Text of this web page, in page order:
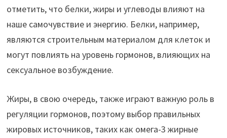
отметить, что белки, жиры и углеводы влияют на
наше самочувствие и энергию. Белки, например,
являются строительным материалом для клеток и
могут повлиять на уровень гормонов, влияющих на
сексуальное возбуждение.
Жиры, в свою очередь, также играют важную роль в
регуляции гормонов, поэтому выбор правильных
жировых источников, таких как омега-3 жирные